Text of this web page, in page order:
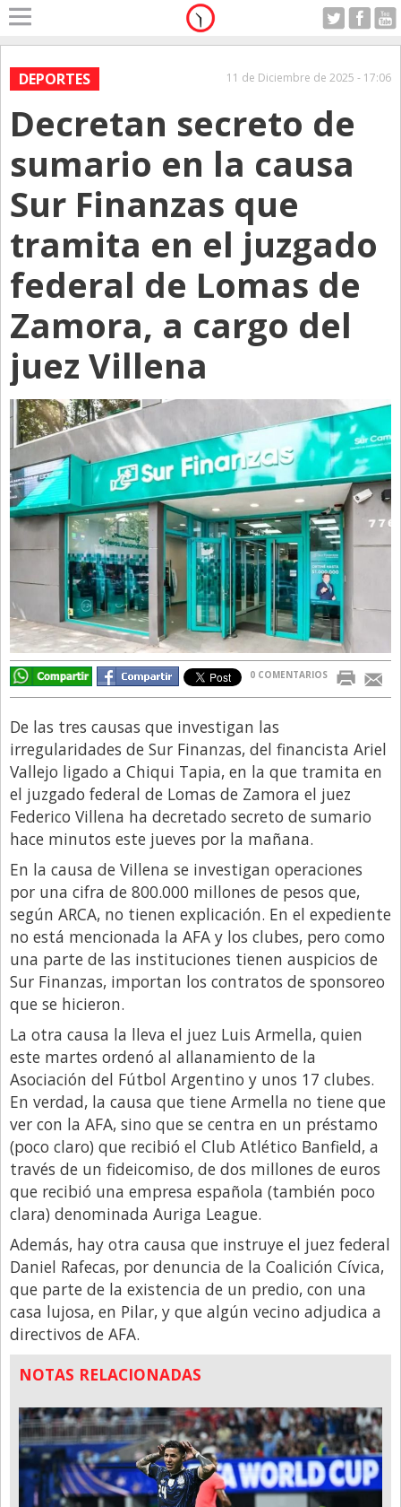
Home
A Motor
Alerta
Anticipo
Campo
Carrera & Emprendedores
Club House
Con Estilo
De Bolsillo
Diarios de Argentina
Directivos
Ecología y Ambiente
Economía
El Experto
El Innovador
El Precio Que Yo Ví
Entrevista
Entrevista Exclusiva
Finanzas
Internacionales
La Opinión del Director
Legales
Libro de Quejas
Medios
Millonarios
Minuto Lanzamiento
Negocios
Opinion
País
Política
Publicidad y Marketing
Real Estate y Propiedades
Responsabilidad Social
Salidas
Santa Fe
Show Business
Sociedad
Tecnología
Tendencias
Viajes
DEPORTES 11 de Diciembre de 2025 - 17:06
Decretan secreto de
sumario en la causa
Sur Finanzas que
tramita en el juzgado
federal de Lomas de
Zamora, a cargo del
juez Villena
0 COMENTARIOS
De las tres causas que investigan las
irregularidades de Sur Finanzas, del financista Ariel
Vallejo ligado a Chiqui Tapia, en la que tramita en
el juzgado federal de Lomas de Zamora el juez
Federico Villena ha decretado secreto de sumario
hace minutos este jueves por la mañana.
En la causa de Villena se investigan operaciones
por una cifra de 800.000 millones de pesos que,
según ARCA, no tienen explicación. En el expediente
no está mencionada la AFA y los clubes, pero como
una parte de las instituciones tienen auspicios de
Sur Finanzas, importan los contratos de sponsoreo
que se hicieron.
La otra causa la lleva el juez Luis Armella, quien
este martes ordenó al allanamiento de la
Asociación del Fútbol Argentino y unos 17 clubes.
En verdad, la causa que tiene Armella no tiene que
ver con la AFA, sino que se centra en un préstamo
(poco claro) que recibió el Club Atlético Banfield, a
través de un fideicomiso, de dos millones de euros
que recibió una empresa española (también poco
clara) denominada Auriga League.
Además, hay otra causa que instruye el juez federal
Daniel Rafecas, por denuncia de la Coalición Cívica,
que parte de la existencia de un predio, con una
casa lujosa, en Pilar, y que algún vecino adjudica a
directivos de AFA.
NOTAS RELACIONADAS